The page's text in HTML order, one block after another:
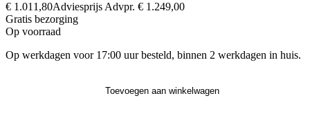
€ 1.011,80Adviesprijs Advpr. € 1.249,00
Gratis bezorging
Op voorraad
Op werkdagen voor 17:00 uur besteld, binnen 2 werkdagen in huis.
Toevoegen aan winkelwagen